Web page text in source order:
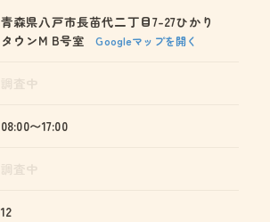
青森県八戸市長苗代二丁目7-27ひかり
タウンM B号室
Googleマップを開く
08:00〜17:00
12